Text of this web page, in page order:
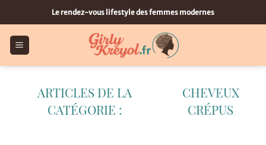
au
contenu
Le rendez-vous lifestyle des femmes modernes
CHEVEUX
CRÉPUS